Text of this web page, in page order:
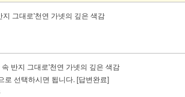
지 그대로'천연 가넷의 깊은 색감
반지 그대로'천연 가넷의 깊은 색감
로 선택하시면 됩니다. [답변완료]